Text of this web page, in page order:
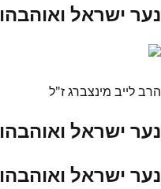
נער ישראל ואוהבהו
הרב לייב מינצברג ז"ל
נער ישראל ואוהבהו
נער ישראל ואוהבהו